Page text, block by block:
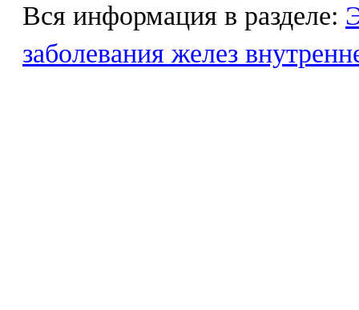
Вся информация в разделе:
заболевания желез